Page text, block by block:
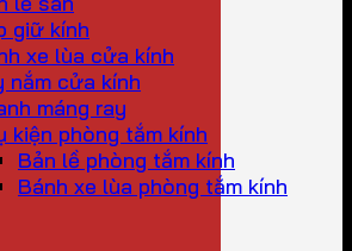
giữ kính
xe lùa cửa kính
nắm cửa kính
máng ray
kiện phòng tắm kính
Bản lề phòng tắm kính
Bánh xe lùa phòng tắm kính